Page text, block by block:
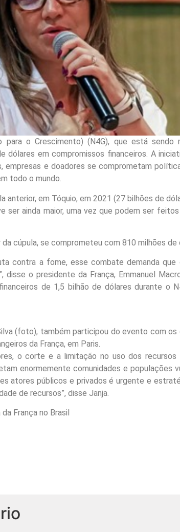
o Crescimento) (N4G), que está sendo
dólares em compromissos financeiros. A
empresas e doadores se comprometam
todo o mundo.
anterior, em Tóquio, em 2021 (27 bilhões de
ser ainda maior, uma vez que podem ser
cúpula, se comprometeu com 810 milhões
contra a fome, esse combate demanda que
disse o presidente da França, Emmanuel
de 1,5 bilhão de dólares durante o
(foto), também participou do evento com os
da França, em Paris.
o corte e a limitação no uso dos recursos
enormemente comunidades e populações
atores públicos e privados é urgente e
de recursos”, disse Janja.
França no Brasil